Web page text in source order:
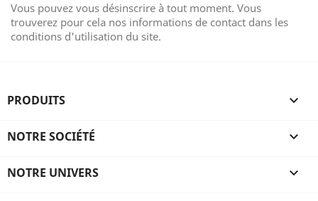
Vous pouvez vous désinscrire à tout moment. Vous
trouverez pour cela nos informations de contact dans les
conditions d'utilisation du site.
PRODUITS 
NOTRE SOCIÉTÉ 
NOTRE UNIVERS 